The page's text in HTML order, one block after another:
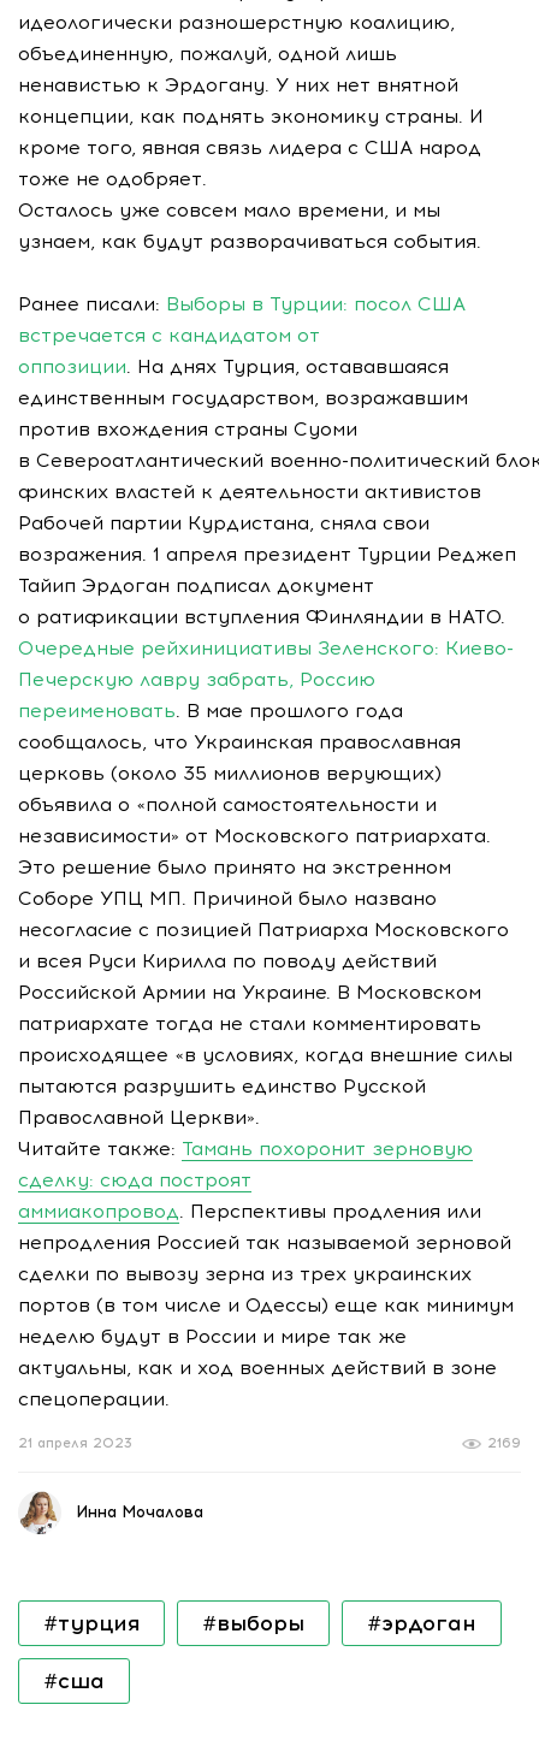
идеологически разношерстную коалицию,
объединенную, пожалуй, одной лишь
ненавистью к Эрдогану. У них нет внятной
концепции, как поднять экономику страны. И
кроме того, явная связь лидера с США народ
тоже не одобряет.
Осталось уже совсем мало времени, и мы
узнаем, как будут разворачиваться события.
Ранее писали: Выборы в Турции: посол США
встречается с кандидатом от
оппозиции . На днях Турция, остававшаяся
единственным государством, возражавшим
против вхождения страны Суоми
в Североатлантический военно-политический
финских властей к деятельности активистов
Рабочей партии Курдистана, сняла свои
возражения. 1 апреля президент Турции Реджеп
Тайип Эрдоган подписал документ
о ратификации вступления Финляндии в НАТО.
Очередные рейхинициативы Зеленского: Киево-
Печерскую лавру забрать, Россию
переименовать . В мае прошлого года
сообщалось, что Украинская православная
церковь (около 35 миллионов верующих)
объявила о «полной самостоятельности и
независимости» от Московского патриархата.
Это решение было принято на экстренном
Соборе УПЦ МП. Причиной было названо
несогласие с позицией Патриарха Московского
и всея Руси Кирилла по поводу действий
Российской Армии на Украине. В Московском
патриархате тогда не стали комментировать
происходящее «в условиях, когда внешние силы
пытаются разрушить единство Русской
Православной Церкви».
Читайте также: Тамань похоронит зерновую
сделку: сюда построят
аммиакопровод
. Перспективы продления или
непродления Россией так называемой зерновой
сделки по вывозу зерна из трех украинских
портов (в том числе и Одессы) еще как минимум
неделю будут в России и мире так же
актуальны, как и ход военных действий в зоне
спецоперации.
2169
21 апреля 2023
Инна Мочалова
#турция #выборы #эрдоган
#сша